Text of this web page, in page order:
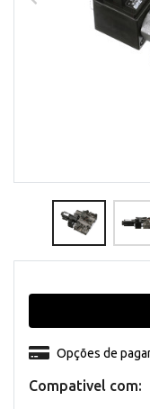
Compativel com:
Opções de